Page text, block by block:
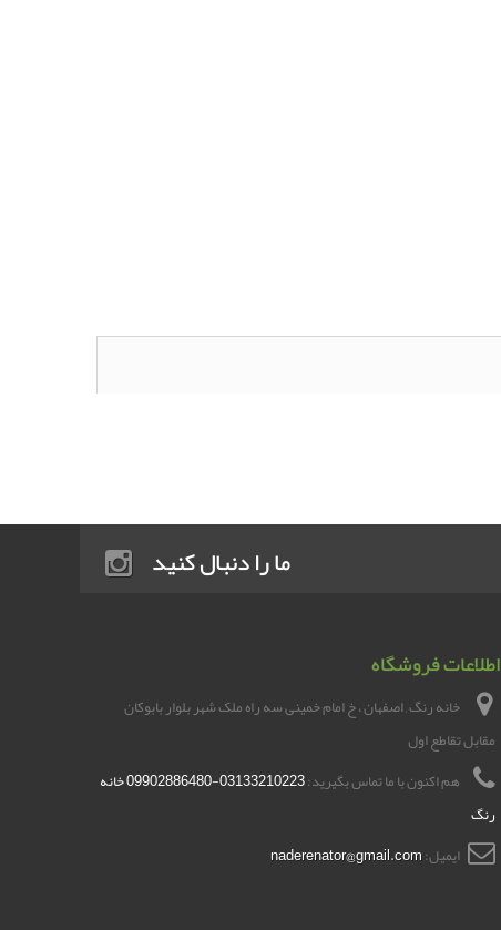
ما را دنبال کنید
اطلاعات فروشگاه
خانه رنگ , اصفهان ، خ امام خمینی سه راه ملک شهر بلوار بابوکان
مقابل تقاطع اول
هم اکنون با ما تماس بگیرید:
03133210223-09902886480 خانه
رنگ
ایمیل:naderenator@gmail.com